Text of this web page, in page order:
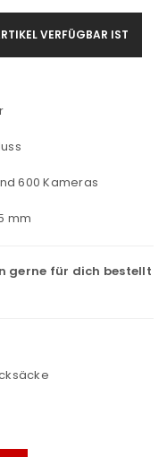
VERFÜGBAR IST
600 Kameras
mm
gerne für dich bestellt